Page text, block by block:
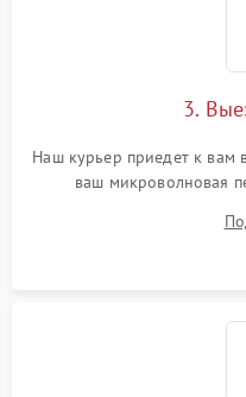
3.
Наш курьер приедет к вам
ваш микроволновая